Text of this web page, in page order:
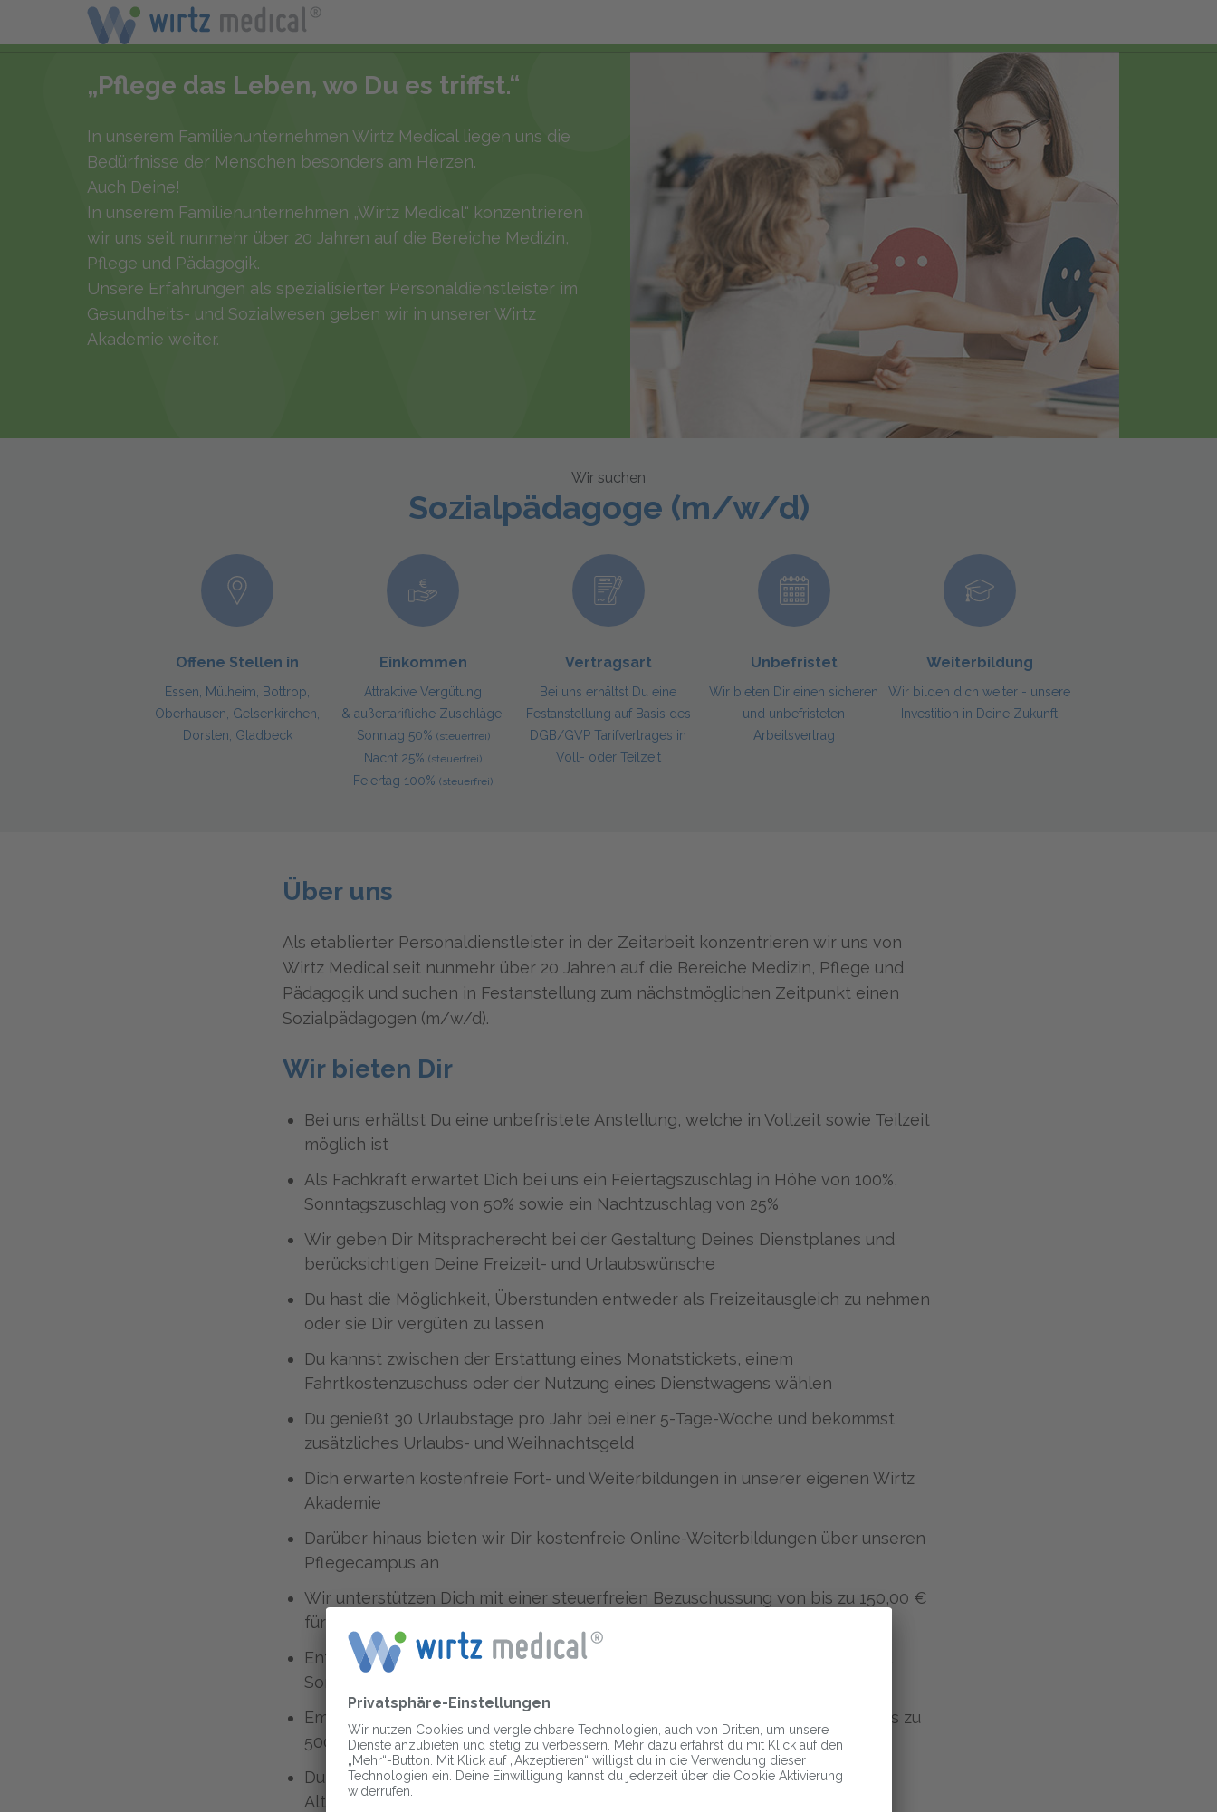
„Pflege das Leben, wo Du es triffst.“
In unserem Familienunternehmen Wirtz Medical liegen uns die
Bedürfnisse der Menschen besonders am Herzen.
Auch Deine!
In unserem Familienunternehmen „Wirtz Medical“ konzentrieren
wir uns seit nunmehr über 20 Jahren auf die Bereiche Medizin,
Pflege und Pädagogik.
Unsere Erfahrungen als spezialisierter Personaldienstleister im
Gesundheits- und Sozialwesen geben wir in unserer Wirtz
Akademie weiter.
Sozialpädagoge (m/w/d)
Offene Stellen in
Essen, Mülheim, Bottrop,
Oberhausen, Gelsenkirchen,
Dorsten, Gladbeck
Einkommen
Attraktive Vergütung
& außertarifliche Zuschläge:
Sonntag 50% (steuerfrei)
Nacht 25%(steuerfrei)
Feiertag 100%(steuerfrei)
Vertragsart
Bei uns erhältst Du eine
Festanstellung auf Basis des
DGB/GVP Tarifvertrages in
Voll- oder Teilzeit
Unbefristet
Wir bieten Dir einen sicheren
und unbefristeten
Arbeitsvertrag
Weiterbildung
Wir bilden dich weiter - unsere
Investition in Deine Zukunft
Über uns
Als etablierter Personaldienstleister in der Zeitarbeit konzentrieren wir uns von
Wirtz Medical seit nunmehr über 20 Jahren auf die Bereiche Medizin, Pflege und
Pädagogik und suchen in Festanstellung zum nächstmöglichen Zeitpunkt einen
Sozialpädagogen (m/w/d).
Wir bieten Dir
Bei uns erhältst Du eine unbefristete Anstellung, welche in Vollzeit sowie Teilzeit
möglich ist
Als Fachkraft erwartet Dich bei uns ein Feiertagszuschlag in Höhe von 100%,
Sonntagszuschlag von 50% sowie ein Nachtzuschlag von 25%
Wir geben Dir Mitspracherecht bei der Gestaltung Deines Dienstplanes und
berücksichtigen Deine Freizeit- und Urlaubswünsche
Du hast die Möglichkeit, Überstunden entweder als Freizeitausgleich zu nehmen
oder sie Dir vergüten zu lassen
Du kannst zwischen der Erstattung eines Monatstickets, einem
Fahrtkostenzuschuss oder der Nutzung eines Dienstwagens wählen
Du genießt 30 Urlaubstage pro Jahr bei einer 5-Tage-Woche und bekommst
zusätzliches Urlaubs- und Weihnachtsgeld
Dich erwarten kostenfreie Fort- und Weiterbildungen in unserer eigenen Wirtz
Akademie
Darüber hinaus bieten wir Dir kostenfreie Online-Weiterbildungen über unseren
Pflegecampus an
Wir unterstützen Dich mit einer steuerfreien Bezuschussung von bis zu 150,00 €
für einen Kitaplatz
Entdecke bei uns attraktive Mitarbeiterangebote in Form von Rabatten und
Sonderkonditionen bei über 1.500 Anbietern
Empfehle uns erfolgreich weiter und sichere Dir eine Werbe- Prämie von bis zu
500,00 €
Du profitierst von attraktiven Arbeitgeberzuschüssen für Deine betriebliche
Altersvorsorge und vermögenswirksame Leistungen